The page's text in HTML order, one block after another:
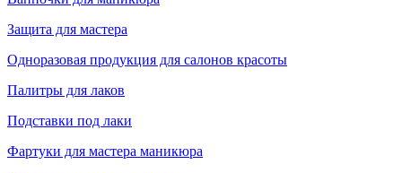
Защита для мастера
Одноразовая продукция для салонов красоты
Палитры для лаков
Подставки под лаки
Фартуки для мастера маникюра